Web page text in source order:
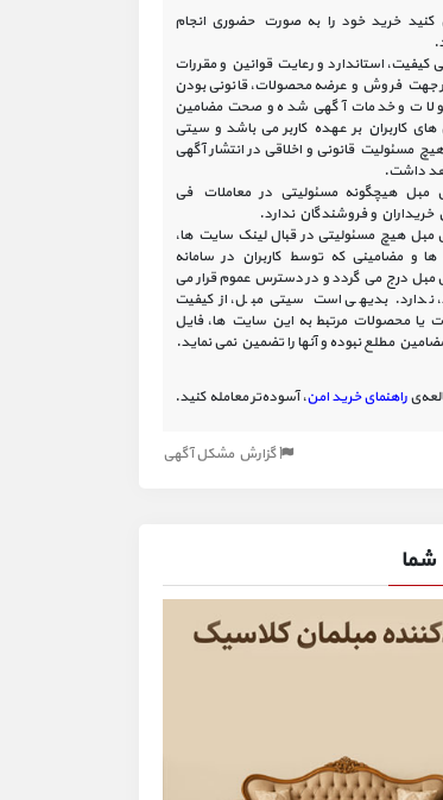
خرید خود را به صورت حضوری انجام
کیفیت، استاندارد و رعایت قوانین و مقررات
جهت فروش و عرضه محصولات، قانونی بودن
و خدمات آگهی شده و صحت مضامین
های کاربران بر عهده کاربر می باشد و سیتی
مسئولیت قانونی و اخلاقی در انتشار آگهی
داشت.
مبل هیچگونه مسئولیتی در معاملات فی
خریداران و فروشندگان ندارد.
مبل هیچ مسئولیتی در قبال لینک‏ سایت ‏ها،
‏ها و مضامینی که توسط کاربران در سامانه‏
مبل درج می گردد و در دسترس عموم قرار می
ندارد. بدیهی است سیتی مبل، از کیفیت
یا محصولات مرتبط به این سایت‏ ها، فایل
مطلع نبوده و آنها را تضمین نمی نماید.
راهنمای خرید امن، آسوده‌تر معامله کنید.
گزارش مشکل آگهی
شما